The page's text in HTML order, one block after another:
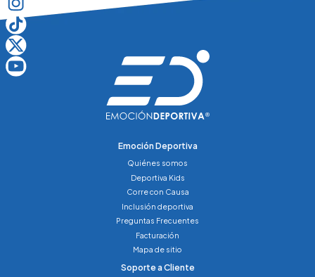
Emoción Deportiva
Quiénes somos
Deportiva Kids
Corre con Causa
Inclusión deportiva
Preguntas Frecuentes
Facturación
Mapa de sitio
Soporte a Cliente